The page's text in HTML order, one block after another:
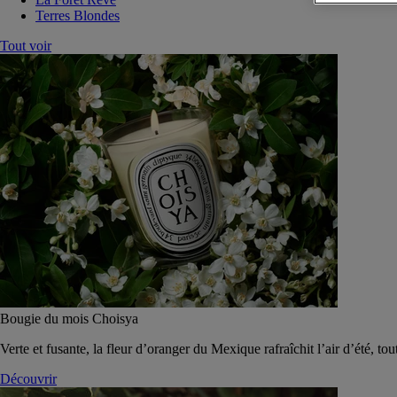
Terres Blondes
Tout voir
Bougie du mois Choisya
Verte et fusante, la fleur d’oranger du Mexique rafraîchit l’air d’été,
Découvrir